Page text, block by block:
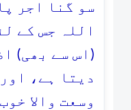
سو گنا اجر
اللہ جس کے
(اس سے بھی)
دیتا ہے،
وسعت والا